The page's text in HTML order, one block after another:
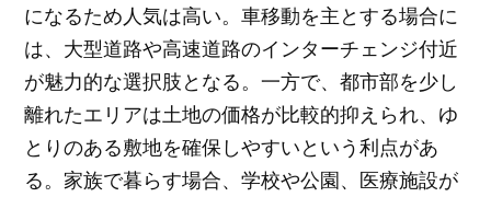
になるため人気は高い。車移動を主とする場合に
は、大型道路や高速道路のインターチェンジ付近
が魅力的な選択肢となる。一方で、都市部を少し
離れたエリアは土地の価格が比較的抑えられ、ゆ
とりのある敷地を確保しやすいという利点があ
る。家族で暮らす場合、学校や公園、医療施設が